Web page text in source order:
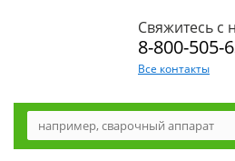
Свяжитесь с
8-800-505-
Все контакты